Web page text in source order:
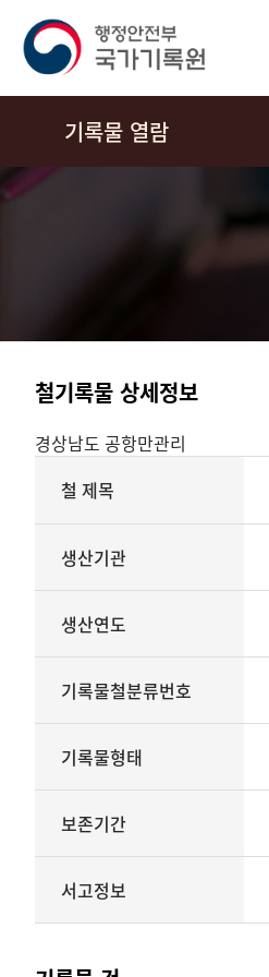
기록물 열람
철기록물 상세정보
경상남도 공항만관리
철의
관리번호
생산년도
기록물철분류번호
기록물유형
보존기간
보여
기록물
철 제목
생산기관
생산연도
기록물철분류번호
기록물형태
보존기간
서고정보